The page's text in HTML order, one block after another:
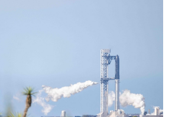
صاروخ سبيس إكس ستارشيب على منصة